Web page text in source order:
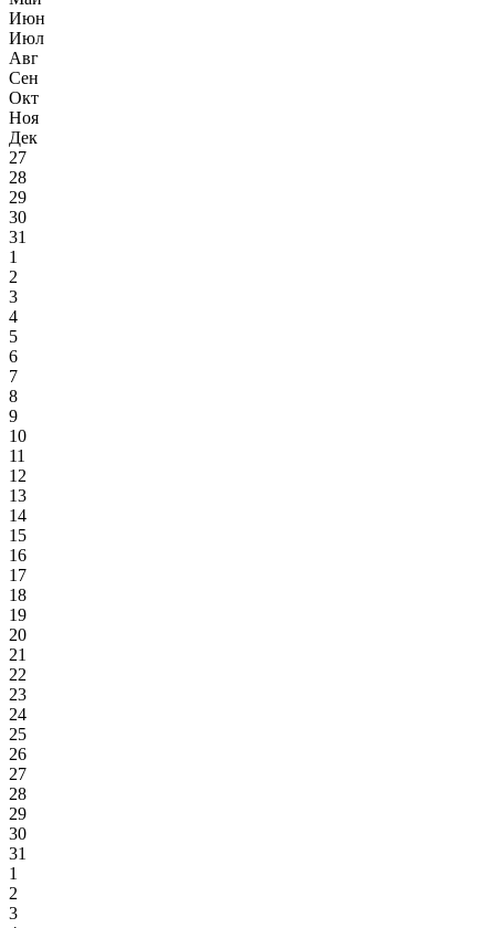
Июн
Июл
Авг
Сен
Окт
Ноя
Дек
27
28
29
30
31
1
2
3
4
5
6
7
8
9
10
11
12
13
14
15
16
17
18
19
20
21
22
23
24
25
26
27
28
29
30
31
1
2
3